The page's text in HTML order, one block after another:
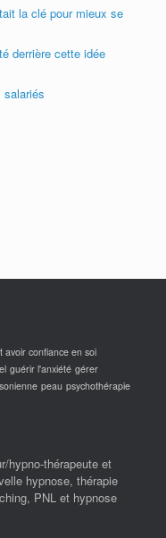
la clé pour mieux se
derrière cette idée
avoir confiance en soi
guérir l'anxiété gérer
peau psychothérapie
hypno-thérapeute et
hypnose, thérapie
PNL et hypnose